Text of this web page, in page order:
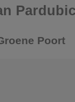
Poort